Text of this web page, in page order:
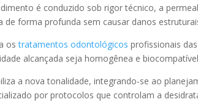
é conduzido sob rigor técnico, a
forma profunda sem causar danos
ostratamentos odontológicos profissionais
alcançada seja homogênea e
a nova tonalidade, integrando-se ao
por protocolos que controlam a